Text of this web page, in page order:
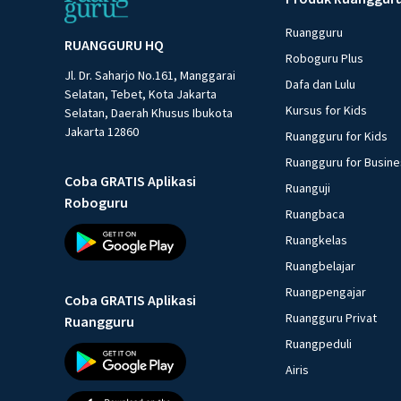
RUANGGURU HQ
Jl. Dr. Saharjo No.161, Manggarai
Selatan, Tebet, Kota Jakarta
Selatan, Daerah Khusus Ibukota
Jakarta 12860
Coba GRATIS Aplikasi
Roboguru
Coba GRATIS Aplikasi
Ruangguru
Ruangguru
Roboguru Plus
Dafa dan Lulu
Kursus for Kids
Ruangguru for Kids
Ruangguru for
Ruanguji
Ruangbaca
Ruangkelas
Ruangbelajar
Ruangpengajar
Ruangguru Privat
Ruangpeduli
Airis